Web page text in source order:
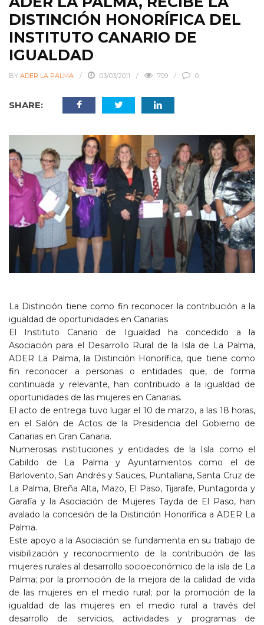
DISTINCIÓN HONORÍFICA DEL
INSTITUTO CANARIO DE
IGUALDAD
BY ADER LA PALMA 03/03/2011 709 0
SHARE:
La Distinción tiene como fin reconocer la contribución a la
igualdad de oportunidades en Canarias
El Instituto Canario de Igualdad ha concedido a la
Asociación para el Desarrollo Rural de la Isla de La Palma,
ADER La Palma, la Distinción Honorífica, que tiene como
fin reconocer a personas o entidades que, de forma
continuada y relevante, han contribuido a la igualdad de
oportunidades de las mujeres en Canarias.
El acto de entrega tuvo lugar el 10 de marzo, a las 18 horas,
en el Salón de Actos de la Presidencia del Gobierno de
Canarias en Gran Canaria.
Numerosas instituciones y entidades de la Isla como el
Cabildo de La Palma y Ayuntamientos como el de
Barlovento, San Andrés y Sauces, Puntallana, Santa Cruz de
La Palma, Breña Alta, Mazo, El Paso, Tijarafe, Puntagorda y
Garafía y la Asociación de Mujeres Tayda de El Paso, han
avalado la concesión de la Distinción Honorífica a ADER La
Palma.
Este apoyo a la Asociación se fundamenta en su trabajo de
visibilización y reconocimiento de la contribución de las
mujeres rurales al desarrollo socioeconómico de la isla de La
Palma; por la promoción de la mejora de la calidad de vida
de las mujeres en el medio rural; por la promoción de la
igualdad de las mujeres en el medio rural a través del
desarrollo de servicios, actividades y programas de